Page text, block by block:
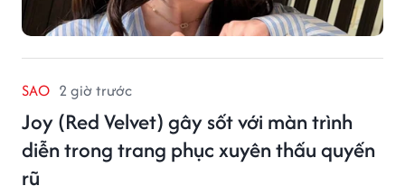
SAO 2 giờ trước
Joy (Red Velvet) gây sốt với màn trình
diễn trong trang phục xuyên thấu quyến
rũ